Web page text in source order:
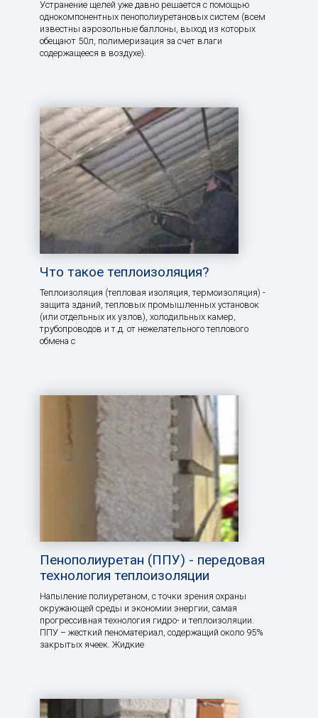
Устранение щелей уже давно решается с помощью
однокомпонентных пенополиуретановых систем (всем
известны аэрозольные баллоны, выход из которых
обещают 50л, полимеризация за счет влаги
содержащееся в воздухе).
Что такое теплоизоляция?
Теплоизоляция (тепловая изоляция, термоизоляция) -
защита зданий, тепловых промышленных установок
(или отдельных их узлов), холодильных камер,
трубопроводов и т.д. от нежелательного теплового
обмена с
Пенополиуретан (ППУ) - передовая
технология теплоизоляции
Напыление полиуретаном, с точки зрения охраны
окружающей среды и экономии энергии, самая
прогрессивная технология гидро- и теплоизоляции.
ППУ – жесткий пеноматериал, содержащий около 95%
закрытых ячеек. Жидкие